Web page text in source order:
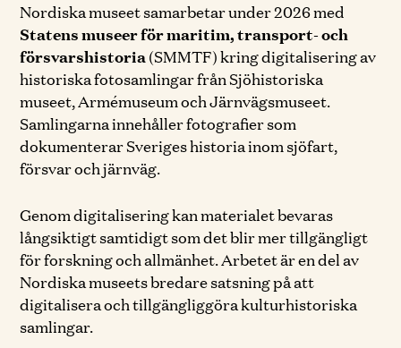
Nordiska museet samarbetar under 2026 med
Statens museer för maritim, transport- och
försvarshistoria(SMMTF) kring digitalisering av
historiska fotosamlingar från Sjöhistoriska
museet, Armémuseum och Järnvägsmuseet.
Samlingarna innehåller fotografier som
dokumenterar Sveriges historia inom sjöfart,
försvar och järnväg.
Genom digitalisering kan materialet bevaras
långsiktigt samtidigt som det blir mer tillgängligt
för forskning och allmänhet. Arbetet är en del av
Nordiska museets bredare satsning på att
digitalisera och tillgängliggöra kulturhistoriska
samlingar.